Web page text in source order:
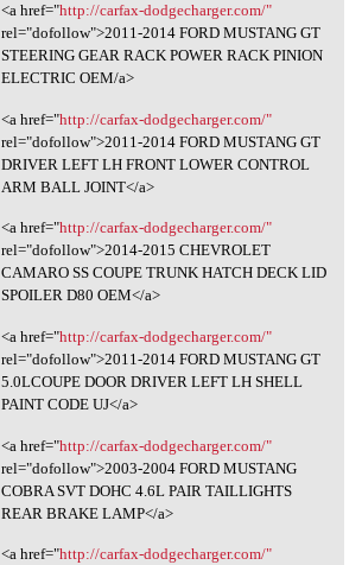
<a href="http://carfax-dodgecharger.com/"
rel="dofollow">2011-2014 FORD MUSTANG GT
STEERING GEAR RACK POWER RACK PINION
ELECTRIC OEM/a>
<a href="http://carfax-dodgecharger.com/"
rel="dofollow">2011-2014 FORD MUSTANG GT
DRIVER LEFT LH FRONT LOWER CONTROL
ARM BALL JOINT</a>
<a href="http://carfax-dodgecharger.com/"
rel="dofollow">2014-2015 CHEVROLET
CAMARO SS COUPE TRUNK HATCH DECK LID
SPOILER D80 OEM</a>
<a href="http://carfax-dodgecharger.com/"
rel="dofollow">2011-2014 FORD MUSTANG GT
5.0LCOUPE DOOR DRIVER LEFT LH SHELL
PAINT CODE UJ</a>
<a href="http://carfax-dodgecharger.com/"
rel="dofollow">2003-2004 FORD MUSTANG
COBRA SVT DOHC 4.6L PAIR TAILLIGHTS
REAR BRAKE LAMP</a>
<a href="http://carfax-dodgecharger.com/"